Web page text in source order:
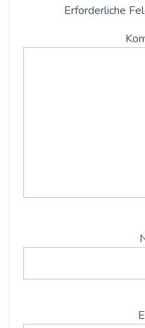
Erforderliche